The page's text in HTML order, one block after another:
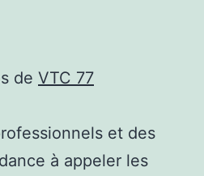
de VTC 77
et des
à appeler les